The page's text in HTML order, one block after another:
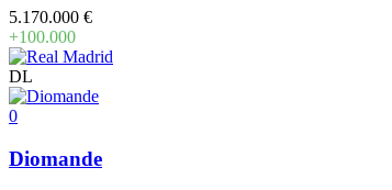
5.170.000 €
+100.000
DL
0
Diomande